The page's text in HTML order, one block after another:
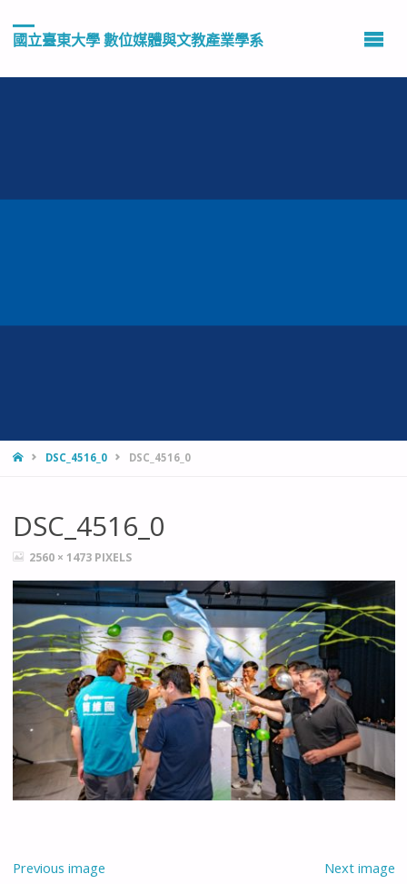
國立臺東大學 數位媒體與文教產業學系
HOMEDSC_4516_0 DSC_4516_0
DSC_4516_0
FULL2560 × 1473 PIXELS
Previous image Next image